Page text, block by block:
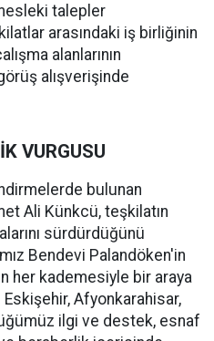
talepler
arasındaki iş birliğinin
alanlarının
alışverişinde
VURGUSU
bulunan
Ali Künkcü, teşkilatın
sürdürdüğünü
Bendevi Palandöken'in
her kademesiyle bir araya
Afyonkarahisar,
ilgi ve destek, esnaf